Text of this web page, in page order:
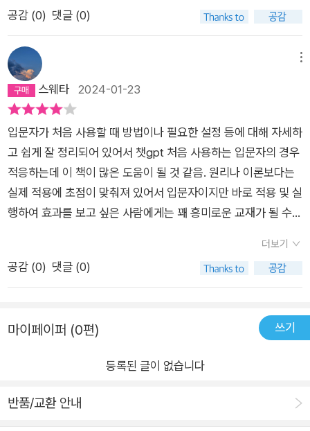
공감 (0) 댓글 (0)
스웨타 2024-01-23
입문자가 처음 사용할 때 방법이나 필요한 설정 등에 대해 자세하
고 쉽게 잘 정리되어 있어서 챗gpt 처음 사용하는 입문자의 경우
적응하는데 이 책이 많은 도움이 될 것 같음. 원리나 이론보다는
실제 적용에 초점이 맞춰져 있어서 입문자이지만 바로 적용 및 실
행하여 효과를 보고 싶은 사람에게는 꽤 흥미로운 교재가 될 수
지하는 직군일수록 이 교재가 도움이 많이 될 것 같다는 생각이
들었음. 그러나 교재에서 소개하고 적용하는 기능들 중 많은 부분
용하거나 다른 유료 앱이나 파생 유료 api 등을 사용하여야만 하
는 것이라서 챗gpt 무료 버전을 이용해서 뭔가를 하고자 하는 사
더보기
공감 (0) 댓글 (0)
마이페이퍼 (0편) 쓰기
등록된 글이 없습니다
반품/교환 안내